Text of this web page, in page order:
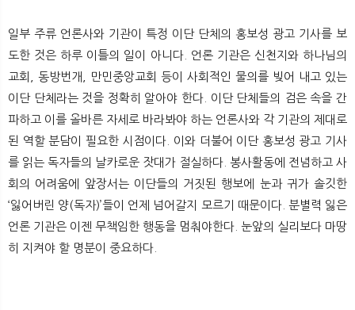
일부 주류 언론사와 기관이 특정 이단 단체의 홍보성 광고 기사를 보
도한 것은 하루 이틀의 일이 아니다. 언론 기관은 신천지와 하나님의
교회, 동방번개, 만민중앙교회 등이 사회적인 물의를 빚어 내고 있는
이단 단체라는 것을 정확히 알아야 한다. 이단 단체들의 검은 속을 간
파하고 이를 올바른 자세로 바라봐야 하는 언론사와 각 기관의 제대로
된 역할 분담이 필요한 시점이다. 이와 더불어 이단 홍보성 광고 기사
를 읽는 독자들의 날카로운 잣대가 절실하다. 봉사활동에 전념하고 사
회의 어려움에 앞장서는 이단들의 거짓된 행보에 눈과 귀가 솔깃한
‘잃어버린 양(독자)’들이 언제 넘어갈지 모르기 때문이다. 분별력 잃은
언론 기관은 이젠 무책임한 행동을 멈춰야한다. 눈앞의 실리보다 마땅
히 지켜야 할 명분이 중요하다.